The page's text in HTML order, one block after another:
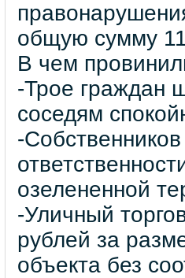
общую сумму
В чем
-Трое граждан
соседям
-
озелененной
-Уличный
рублей за
объекта без